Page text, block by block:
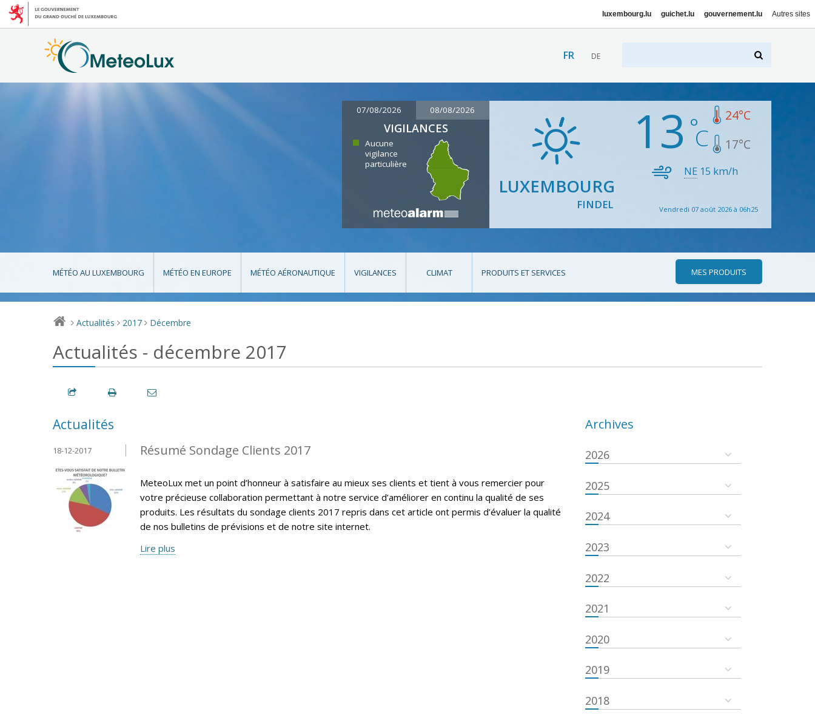
luxembourg.lu guichet.lu gouvernement.lu Autres sites
FR DE
07/08/2026 08/08/2026
VIGILANCES
Aucune
vigilance
particulière
LUXEMBOURG
FINDEL
13 24°C
17°C
NE 15 km/h
Vendredi 07 août 2026 à 06h25
MÉTÉO AU LUXEMBOURG MÉTÉO EN EUROPE MÉTÉO AÉRONAUTIQUE VIGILANCES CLIMAT PRODUITS ET SERVICES MES PRODUITS
> Actualités > 2017 > Décembre
Actualités - décembre 2017
Actualités
Résumé Sondage Clients 2017
18-12-2017
MeteoLux met un point d’honneur à satisfaire au mieux ses clients et tient à vous remercier pour
votre précieuse collaboration permettant à notre service d’améliorer en continu la qualité de ses
produits. Les résultats du sondage clients 2017 repris dans cet article ont permis d’évaluer la qualité
de nos bulletins de prévisions et de notre site internet.
Lire plus
Archives
2026
2025
2024
2023
2022
2021
2020
2019
2018